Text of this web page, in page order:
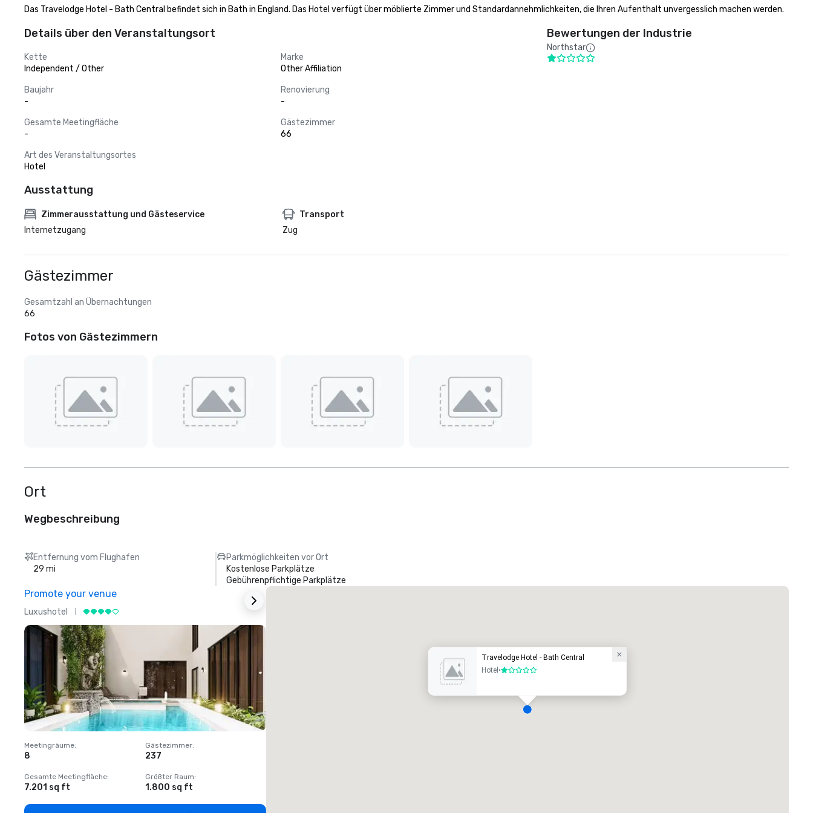
Das Travelodge Hotel - Bath Central befindet sich in Bath in England. Das Hotel verfügt über möblierte Zimmer und Standardannehmlichkeiten, die Ihren Aufenthalt unvergesslich machen werden.
Details über den Veranstaltungsort
Kette
Independent / Other
Marke
Other Affiliation
Baujahr
-
Renovierung
-
Gesamte Meetingfläche
-
Gästezimmer
66
Art des Veranstaltungsortes
Hotel
Bewertungen der Industrie
Northstar
Ausstattung
Zimmerausstattung und Gästeservice
Internetzugang
Transport
Zug
Gästezimmer
Gesamtzahl an Übernachtungen
66
Fotos von Gästezimmern
Ort
Wegbeschreibung
Entfernung vom Flughafen
29 mi
Parkmöglichkeiten vor Ort
Kostenlose Parkplätze
Gebührenpflichtige Parkplätze
Promote your venue
Luxushotel
Meetingräume:
8
Gästezimmer:
237
Gesamte Meetingfläche:
7.201 sq ft
Größter Raum:
1.800 sq ft
Travelodge Hotel - Bath Central
Hotel •1 von 5